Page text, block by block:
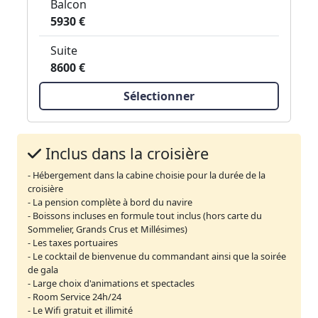
Balcon
5930 €
Suite
8600 €
Sélectionner
Inclus dans la croisière
- Hébergement dans la cabine choisie pour la durée de la
croisière
- La pension complète à bord du navire
- Boissons incluses en formule tout inclus (hors carte du
Sommelier, Grands Crus et Millésimes)
- Les taxes portuaires
- Le cocktail de bienvenue du commandant ainsi que la soirée
de gala
- Large choix d'animations et spectacles
- Room Service 24h/24
- Le Wifi gratuit et illimité